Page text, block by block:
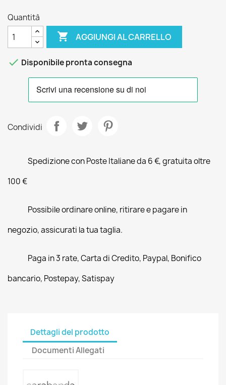
Quantità
 AGGIUNGI AL CARRELLO
 Disponibile pronta consegna
Condividi
Spedizione con Poste Italiane da 6 €, gratuita oltre
100 €
Possibile ordinare online, ritirare e pagare in
negozio, assicurati la tua taglia.
Paga in 3 rate, Carta di Credito, Paypal, Bonifico
bancario, Postepay, Satispay
Dettagli del prodotto
Documenti Allegati